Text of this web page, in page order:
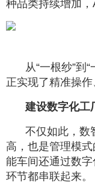
种品类持续增加，
从“一根纱”到
正实现了精准操作
建设数字化工
不仅如此，数
高，也是管理模
能车间还通过数
环节都串联起来。